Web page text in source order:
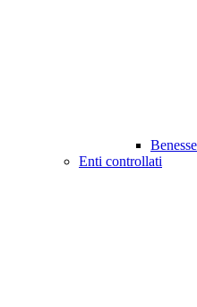
Enti controllati